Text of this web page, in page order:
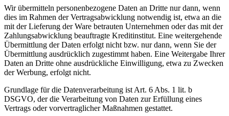
Wir übermitteln personenbezogene Daten an Dritte nur dann, wenn
dies im Rahmen der Vertragsabwicklung notwendig ist, etwa an die
mit der Lieferung der Ware betrauten Unternehmen oder das mit der
Zahlungsabwicklung beauftragte Kreditinstitut. Eine weitergehende
Übermittlung der Daten erfolgt nicht bzw. nur dann, wenn Sie der
Übermittlung ausdrücklich zugestimmt haben. Eine Weitergabe Ihrer
Daten an Dritte ohne ausdrückliche Einwilligung, etwa zu Zwecken
der Werbung, erfolgt nicht.
Grundlage für die Datenverarbeitung ist Art. 6 Abs. 1 lit. b
DSGVO, der die Verarbeitung von Daten zur Erfüllung eines
Vertrags oder vorvertraglicher Maßnahmen gestattet.